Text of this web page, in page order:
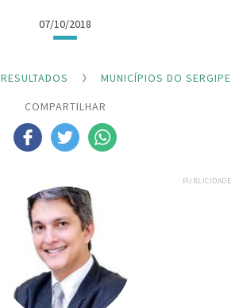
07/10/2018
RESULTADOS
MUNICÍPIOS DO SERGIPE
COMPARTILHAR
PUBLICIDADE